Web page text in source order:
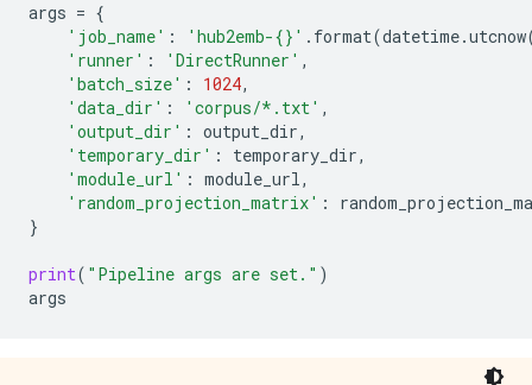
args = {
'job_name' : 'hub2emb-{} ' . format(datetime.utcnow
'runner' : 'DirectRunner' ,
'batch_size' : 1024,
'data_dir' : 'corpus/*.txt' ,
'output_dir' : output_dir,
'temporary_dir' : temporary_dir,
'module_url' : module_url,
'random_projection_matrix' :
}
print( "Pipeline args are set." )
args